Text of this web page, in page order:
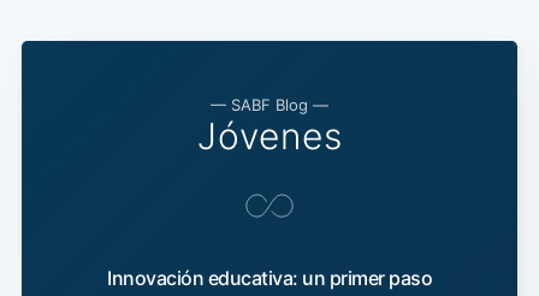
— SABF Blog —
Jóvenes
Innovación educativa: un primer paso